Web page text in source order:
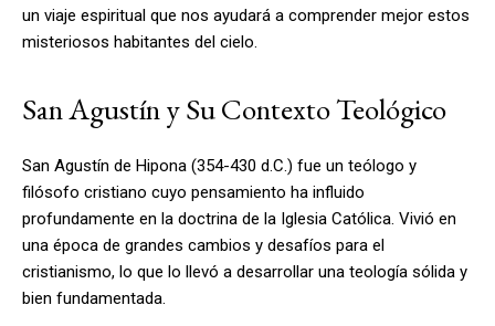
un viaje espiritual que nos ayudará a comprender mejor estos
misteriosos habitantes del cielo.
San Agustín y Su Contexto Teológico
San Agustín de Hipona (354-430 d.C.) fue un teólogo y
filósofo cristiano cuyo pensamiento ha influido
profundamente en la doctrina de la Iglesia Católica. Vivió en
una época de grandes cambios y desafíos para el
cristianismo, lo que lo llevó a desarrollar una teología sólida y
bien fundamentada.